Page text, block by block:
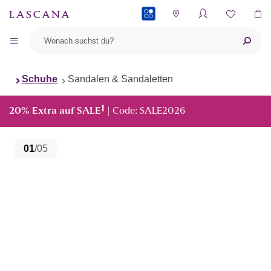
Schuhe Sandalen & Sandaletten
20% Extra auf SALE1 | Code: SALE2026
01/05